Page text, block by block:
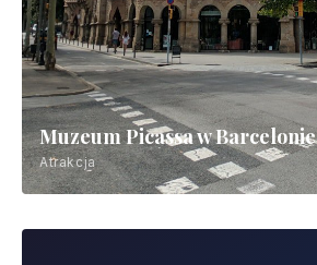
Muzeum Picassa w Barcelonie
Atrakcja